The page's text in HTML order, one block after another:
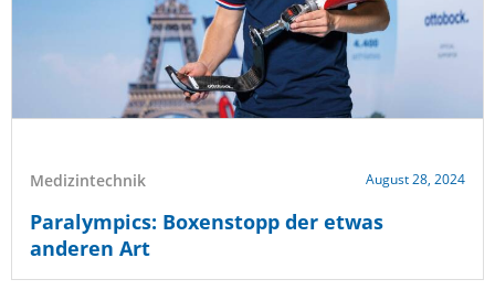
Medizintechnik August 28, 2024
Paralympics: Boxenstopp der etwas
anderen Art